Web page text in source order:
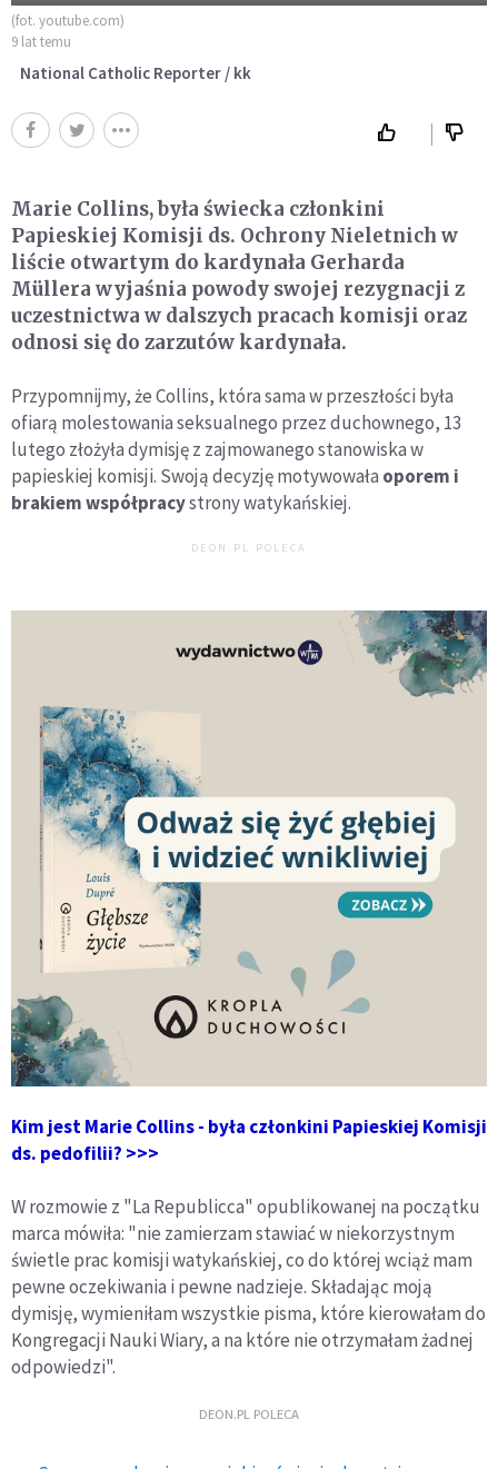
(fot. youtube.com)
9 lat temu
National Catholic Reporter / kk
Marie Collins, była świecka członkini
Papieskiej Komisji ds. Ochrony Nieletnich w
liście otwartym do kardynała Gerharda
Müllera wyjaśnia powody swojej rezygnacji z
uczestnictwa w dalszych pracach komisji oraz
odnosi się do zarzutów kardynała.
Przypomnijmy, że Collins, która sama w przeszłości była
ofiarą molestowania seksualnego przez duchownego, 13
lutego złożyła dymisję z zajmowanego stanowiska w
papieskiej komisji. Swoją decyzję motywowała oporem i
brakiem współpracystrony watykańskiej.
DEON.PL POLECA
Kim jest Marie Collins - była członkini Papieskiej Komisji
ds. pedofilii? >>>
W rozmowie z "La Republicca" opublikowanej na początku
marca mówiła: "nie zamierzam stawiać w niekorzystnym
świetle prac komisji watykańskiej, co do której wciąż mam
pewne oczekiwania i pewne nadzieje. Składając moją
dymisję, wymieniłam wszystkie pisma, które kierowałam do
Kongregacji Nauki Wiary, a na które nie otrzymałam żadnej
odpowiedzi".
DEON.PL POLECA